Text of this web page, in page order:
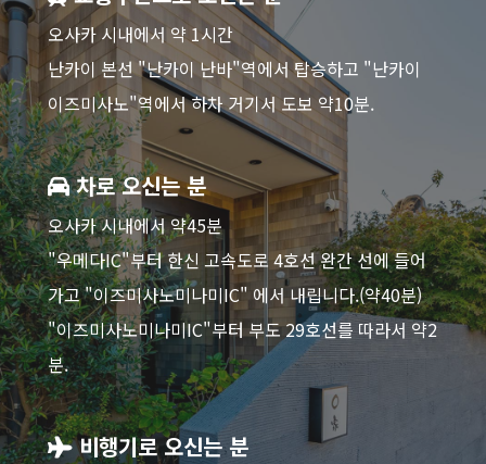
오사카 시내에서 약 1시간
난카이 본선 "난카이 난바"역에서 탑승하고 "난카이
이즈미사노"역에서 하차 거기서 도보 약10분.
차로 오신는 분
오사카 시내에서 약45분
"우메다IC"부터 한신 고속도로 4호선 완간 선에 들어
가고 "이즈미사노미나미IC" 에서 내립니다.(약40분)
"이즈미사노미나미IC"부터 부도 29호선를 따라서 약2
분.
비행기로 오신는 분